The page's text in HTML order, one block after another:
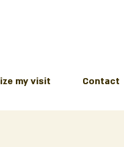
my visit Contact